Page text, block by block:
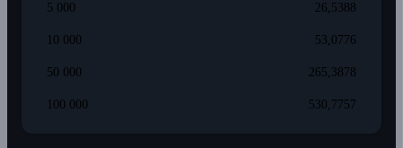
5 000 26,5388
10 000 53,0776
50 000 265,3878
100 000 530,7757